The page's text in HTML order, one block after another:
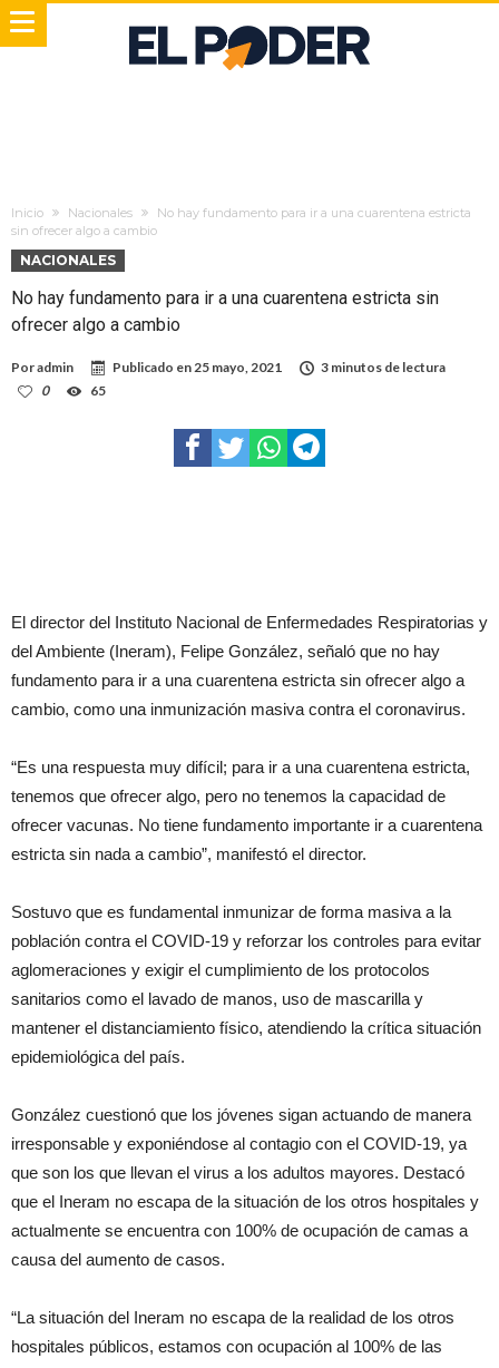
Inicio Nacionales
No hay fundamento para ir a una cuarentena estricta
sin ofrecer algo a cambio
NACIONALES
No hay fundamento para ir a una cuarentena estricta sin
ofrecer algo a cambio
Poradmin Publicado en25 mayo, 2021
3 minutos de lectura
0
65
El director del Instituto Nacional de Enfermedades Respiratorias y
del Ambiente (Ineram), Felipe González, señaló que no hay
fundamento para ir a una cuarentena estricta sin ofrecer algo a
cambio, como una inmunización masiva contra el coronavirus.
“Es una respuesta muy difícil; para ir a una cuarentena estricta,
tenemos que ofrecer algo, pero no tenemos la capacidad de
ofrecer vacunas. No tiene fundamento importante ir a cuarentena
estricta sin nada a cambio”, manifestó el director.
Sostuvo que es fundamental inmunizar de forma masiva a la
población contra el COVID-19 y reforzar los controles para evitar
aglomeraciones y exigir el cumplimiento de los protocolos
sanitarios como el lavado de manos, uso de mascarilla y
mantener el distanciamiento físico, atendiendo la crítica situación
epidemiológica del país.
González cuestionó que los jóvenes sigan actuando de manera
irresponsable y exponiéndose al contagio con el COVID-19, ya
que son los que llevan el virus a los adultos mayores. Destacó
que el Ineram no escapa de la situación de los otros hospitales y
actualmente se encuentra con 100% de ocupación de camas a
causa del aumento de casos.
“La situación del Ineram no escapa de la realidad de los otros
hospitales públicos, estamos con ocupación al 100% de las